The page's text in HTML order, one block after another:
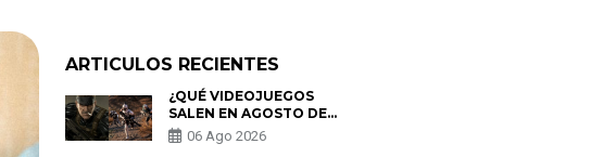
ARTICULOS RECIENTES
¿QUÉ VIDEOJUEGOS
SALEN EN AGOSTO DE
2026? ESTOS SON LOS
ESTRENOS MÁS
06 Ago 2026